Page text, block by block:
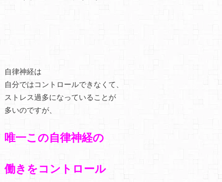
自律神経は
自分ではコントロールできなくて、
ストレス過多になっていることが
多いのですが、
唯一この自律神経の
働きをコントロール